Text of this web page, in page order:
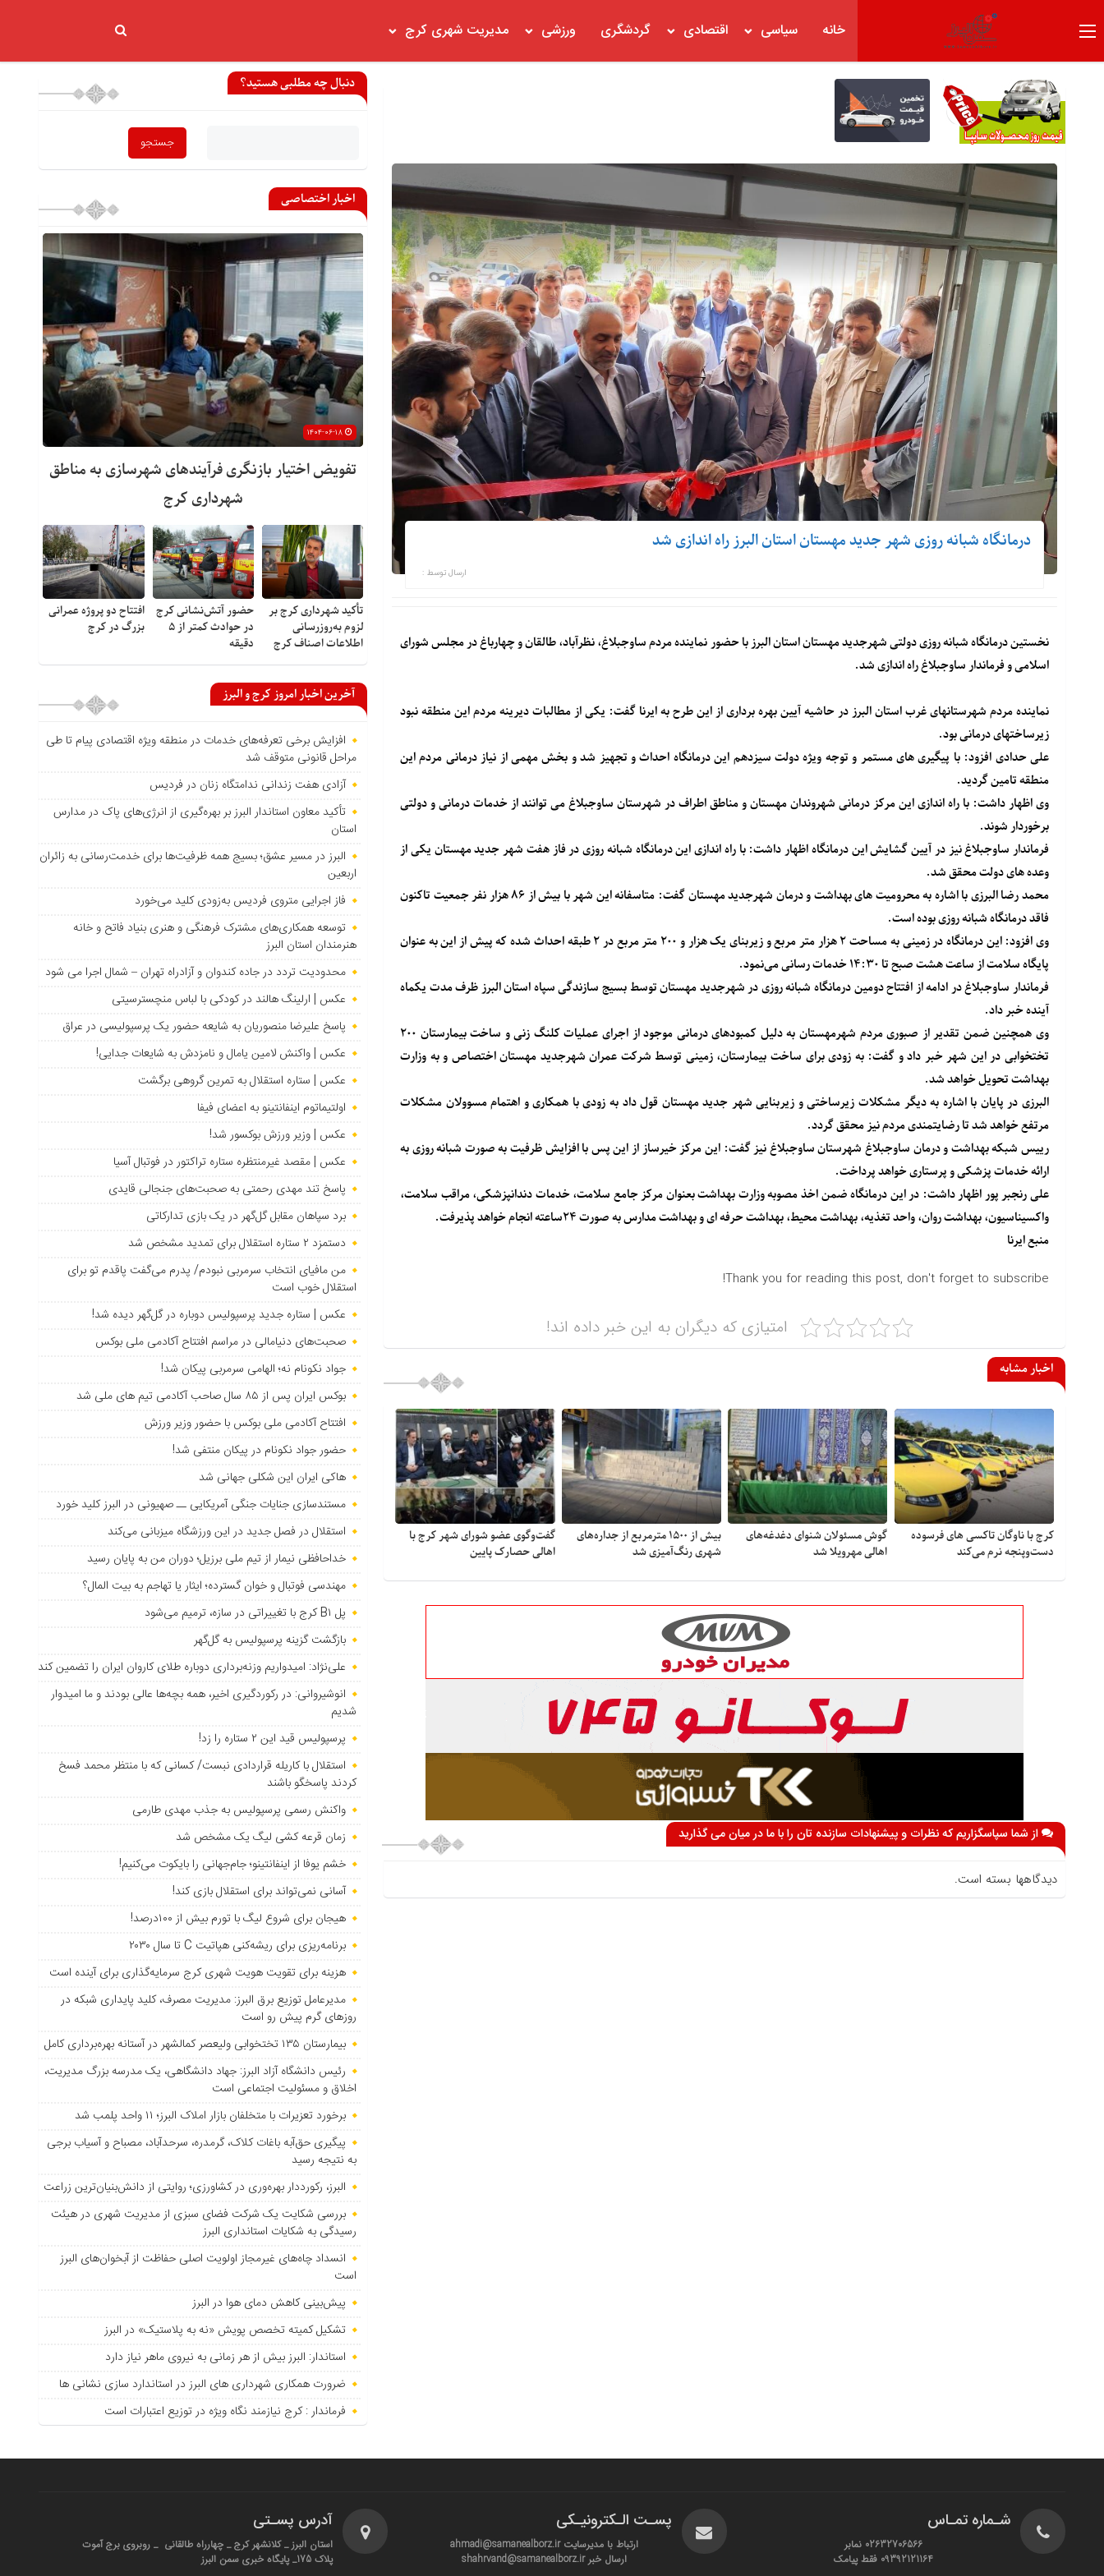
خانه سیاسی اقتصادی گردشگری ورزشی مدیریت شهری کرج
درمانگاه شبانه روزی شهر جدید مهستان استان البرز راه اندازی شد
ارسال توسط :
نخستین درمانگاه شبانه روزی دولتی شهرجدید مهستان استان البرز با حضور نماینده مردم ساوجبلاغ، نظرآباد، طالقان و چهارباغ در مجلس شورای
اسلامی و فرماندار ساوجبلاغ راه اندازی شد.
نماینده مردم شهرستانهای غرب استان البرز در حاشیه آیین بهره برداری از این طرح به ایرنا گفت: یکی از مطالبات دیرینه مردم این منطقه نبود
زیرساختهای درمانی بود.
علی حدادی افزود: با پیگیری های مستمر و توجه ویژه دولت سیزدهم این درمانگاه احداث و تجهیز شد و بخش مهمی از نیاز درمانی مردم این
منطقه تامین گردید.
وی اظهار داشت: با راه اندازی این مرکز درمانی شهروندان مهستان و مناطق اطراف در شهرستان ساوجبلاغ می توانند از خدمات درمانی و دولتی
برخوردار شوند.
فرماندار ساوجبلاغ نیز در آیین گشایش این درمانگاه اظهار داشت: با راه اندازی این درمانگاه شبانه روزی در فاز هفت شهر جدید مهستان یکی از
وعده های دولت محقق شد.
محمد رضا البرزی با اشاره به محرومیت های بهداشت و درمان شهرجدید مهستان گفت: متاسفانه این شهر با بیش از ۸۶ هزار نفر جمعیت تاکنون
فاقد درمانگاه شبانه روزی بوده است.
وی افزود: این درمانگاه در زمینی به مساحت ۲ هزار متر مربع و زیربنای یک هزار و ۲۰۰ متر مربع در ۲ طبقه احداث شده که پیش از این به عنوان
پایگاه سلامت از ساعت هشت صبح تا ۱۴:۳۰ خدمات رسانی می‌نمود.
فرماندار ساوجبلاغ در ادامه از افتتاح دومین درمانگاه شبانه روزی در شهرجدید مهستان توسط بسیج سازندگی سپاه استان البرز ظرف مدت یکماه
آینده خبر داد.
وی همچنین ضمن تقدیر از صبوری مردم شهرمهستان به دلیل کمبودهای درمانی موجود از اجرای عملیات کلنگ زنی و ساخت بیمارستان ۲۰۰
تختخوابی در این شهر خبر داد و گفت: به زودی برای ساخت بیمارستان، زمینی توسط شرکت عمران شهرجدید مهستان اختصاص و به وزارت
بهداشت تحویل خواهد شد.
البرزی در پایان با اشاره به دیگر مشکلات زیرساختی و زیربنایی شهر جدید مهستان قول داد به زودی با همکاری و اهتمام مسوولان مشکلات
مرتفع خواهد شد تا رضایتمندی مردم نیز محقق گردد.
رییس شبکه بهداشت و درمان ساوجبلاغ شهرستان ساوجبلاغ نیز گفت: این مرکز خیرساز از این پس با افزایش ظرفیت به صورت شبانه روزی به
ارائه خدمات پزشکی و پرستاری خواهد پرداخت.
علی رنجبر پور اظهار داشت: در این درمانگاه ضمن اخذ مصوبه وزارت بهداشت بعنوان مرکز جامع سلامت، خدمات دندانپزشکی، مراقب سلامت،
واکسیناسیون، بهداشت روان، واحد تغذیه، بهداشت محیط، بهداشت حرفه ای و بهداشت مدارس به صورت ۲۴ساعته انجام خواهد پذیرفت.
منبعایرنا
Thank you for reading this post, don't forget to subscribe!
امتیازی که دیگران به این خبر داده اند!
اخبار مشابه
کرج با ناوگان تاکسی های فرسوده
دست‌وپنجه نرم می‌کند
گوش مسئولان شنوای دغدغه‎‌های
اهالی مهرویلا شد
بیش از ۱۵۰۰ مترمربع از جداره‌های
شهری رنگ‌آمیزی شد
گفت‌وگوی عضو شورای شهر کرج با
اهالی حصارک پایین
از شما سپاسگزاریم که نظرات و پیشنهادات سازنده تان را با ما در میان می گذارید
دیدگاهها بسته است.
دنبال چه مطلبی هستید؟
اخبار اختصاصی
تفویض اختیار بازنگری فرآیندهای شهرسازی به مناطق
شهرداری کرج
تأکید شهرداری کرج بر
لزوم به‌روزرسانی
اطلاعات اصناف کرج
حضور آتش‌نشانی کرج
در حوادث کمتر از ۵
دقیقه
افتتاح دو پروژه عمرانی
بزرگ در کرج
آخرین اخبار امروز کرج و البرز
افزایش برخی تعرفه‌های خدمات در منطقه ویژه اقتصادی پیام تا طی
مراحل قانونی متوقف شد
آزادی هفت زندانی ندامتگاه زنان در فردیس
تأکید معاون استاندار البرز بر بهره‌گیری از انرژی‌های پاک در مدارس
استان
البرز در مسیر عشق؛ بسیج همه ظرفیت‌ها برای خدمت‌رسانی به زائران
اربعین
فاز اجرایی متروی فردیس به‌زودی کلید می‌خورد
توسعه همکاری‌های مشترک فرهنگی و هنری بنیاد فاتح و خانه
هنرمندان استان البرز
محدودیت تردد در جاده کندوان و آزادراه تهران – شمال اجرا می شود
عکس | ارلینگ هالند در کودکی با لباس منچسترسیتی
پاسخ علیرضا منصوریان به شایعه حضور یک پرسپولیسی در عراق
عکس | واکنش لامین یامال و نامزدش به شایعات جدایی!
عکس | ستاره استقلال به تمرین گروهی برگشت
اولتیماتوم اینفانتینو به اعضای فیفا
عکس | وزیر ورزش بوکسور شد!
عکس | مقصد غیرمنتظره ستاره تراکتور در فوتبال آسیا
پاسخ تند مهدی رحمتی به صحبت‌های جنجالی قایدی
برد سپاهان مقابل گل‌گهر در یک بازی تدارکاتی
دستمزد ۲ ستاره استقلال برای تمدید مشخص شد
من مافیای انتخاب سرمربی نبودم/ پدرم می‌گفت پاقدم تو برای
استقلال خوب است
عکس | ستاره جدید پرسپولیس دوباره در گل‌گهر دیده شد!
صحبت‌های دنیامالی در مراسم افتتاح آکادمی ملی بوکس
جواد نکونام نه؛ الهامی سرمربی پیکان شد!
بوکس ایران پس از ۸۵ سال صاحب آکادمی تیم های ملی شد
افتتاح آکادمی ملی بوکس با حضور وزیر ورزش
حضور جواد نکونام در پیکان منتفی شد!
هاکی ایران این شکلی جهانی شد
مستندسازی جنایات جنگی آمریکایی ــ صهیونی در البرز کلید خورد
استقلال در فصل جدید در این ورزشگاه میزبانی می‌کند
خداحافظی نیمار از تیم ملی برزیل؛ دوران من به پایان رسید
مهندسی فوتبال و خوان گسترده؛ ایثار یا تهاجم به بیت المال؟
پل B۱ کرج با تغییراتی در سازه، ترمیم می‌شود
بازگشت گزینه پرسپولیس به ‌گل‌گهر
علی‌نژاد: امیدواریم وزنه‌برداری دوباره طلای کاروان ایران را تضمین کند
انوشیروانی: در رکوردگیری اخیر، همه بچه‌ها عالی بودند و ما امیدوار
شدیم
پرسپولیس قید این ۲ ستاره را زد!
استقلال با کاریله قراردادی نبست/ کسانی که با منتظر محمد فسخ
کردند پاسخگو باشند
واکنش رسمی پرسپولیس به جذب مهدی طارمی
زمان قرعه کشی لیگ یک مشخص شد
خشم یوفا از اینفانتینو؛ جام‌جهانی را بایکوت می‌کنیم!
آسانی نمی‌تواند برای استقلال بازی کند!
هیجان برای شروع لیگ با تورم بیش از ۱۰۰درصد!
برنامه‌ریزی برای ریشه‌کنی هپاتیت C تا سال ۲۰۳۰
هزینه برای تقویت هویت شهری کرج سرمایه‌گذاری برای آینده است
مدیرعامل توزیع برق البرز: مدیریت مصرف، کلید پایداری شبکه در
روزهای گرم پیش رو است
بیمارستان ۱۳۵ تختخوابی ولیعصر کمالشهر در آستانه بهره‌برداری کامل
رئیس دانشگاه آزاد البرز: جهاد دانشگاهی، یک مدرسه بزرگ مدیریت،
اخلاق و مسئولیت اجتماعی است
برخورد تعزیرات با متخلفان بازار املاک البرز؛ ۱۱ واحد پلمب شد
پیگیری حق‌آبه باغات کلاک، گرمدره، سرحدآباد، مصباح و آسیاب برجی
به نتیجه رسید
البرز، رکورددار بهره‌وری در کشاورزی؛ روایتی از دانش‌بنیان‌ترین زراعت
بررسی شکایت یک شرکت فضای سبزی از مدیریت شهری در هیئت
رسیدگی به شکایات استانداری البرز
انسداد چاه‌های غیرمجاز اولویت اصلی حفاظت از آبخوان‌های البرز
است
پیش‌بینی کاهش دمای هوا در البرز
تشکیل کمیته تخصص پویش «نه به پلاستیک» در البرز
استاندار: البرز بیش از هر زمانی به نیروی ماهر نیاز دارد
ضرورت همکاری شهرداری های البرز در استاندارد سازی نشانی ها
فرماندار : کرج نیازمند نگاه ویژه در توزیع اعتبارات است
شـماره تمـاس
02632706566 نمابر
09392121164 فقط پیامک
پسـت الـکترونیـکی
ارتباط با مدیرسایت ahmadi@samanealborz.ir
ارسال خبر shahrvand@samanealborz.ir
آدرس پسـتی
استان البرز _ کلانشهر کرج _ چهارراه طالقانی _ روبروی برج آموت
پلاک 175_ پایگاه خبری سمن البرز